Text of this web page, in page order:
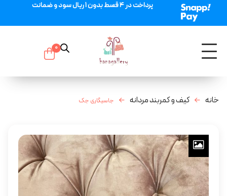
پرداخت در 4 قسط بدون 1 ریال سود و ضمانت
0
خانه کیف و کمربند مردانه جاسیگاری جک